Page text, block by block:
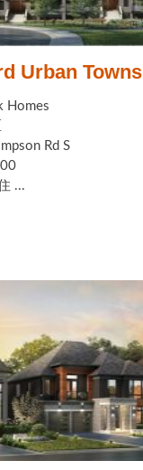
Urban Towns
Homes
Rd S
...